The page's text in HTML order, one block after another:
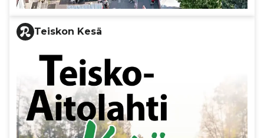
Teiskon Kesä